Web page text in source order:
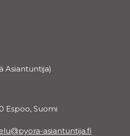
Asiantuntija)
Espoo, Suomi
asiantuntija.fi